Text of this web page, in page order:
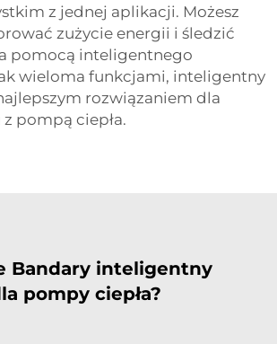
z jednej aplikacji. Możesz
zużycie energii i śledzić
pomocą inteligentnego
wieloma funkcjami, inteligentny
rozwiązaniem dla
pompą ciepła.
Bandary inteligentny
pompy ciepła?